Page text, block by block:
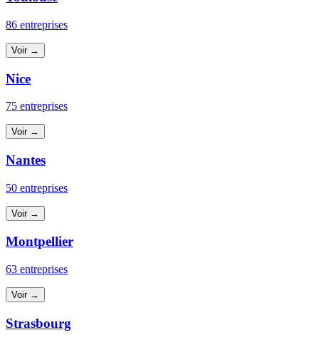
86 entreprises
Voir →
Nice
75 entreprises
Voir →
Nantes
50 entreprises
Voir →
Montpellier
63 entreprises
Voir →
Strasbourg